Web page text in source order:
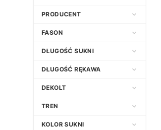
Nowa
PRODUCENT
Adria
Afrodyta
Agora
FASON
Empire
Klasyczny
Prosta
Syrena
DŁUGOŚĆ SUKNI
Asymetryczna
DŁUGOŚĆ RĘKAWA
3/4
DEKOLT
Dekolt amerykański
TREN
Bez trenu
KOLOR SUKNI